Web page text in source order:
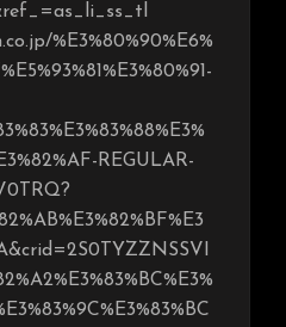
%E3%80%90%E6%
REGULAR-